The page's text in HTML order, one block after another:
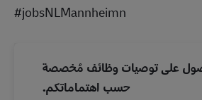
#jobsNLMannheimn
على توصيات وظائف مُخصصة
حسب اهتماماتكم.